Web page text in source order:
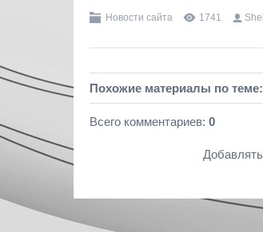
Новости сайта 1741
Похожие материалы по теме:
Всего комментариев: 0